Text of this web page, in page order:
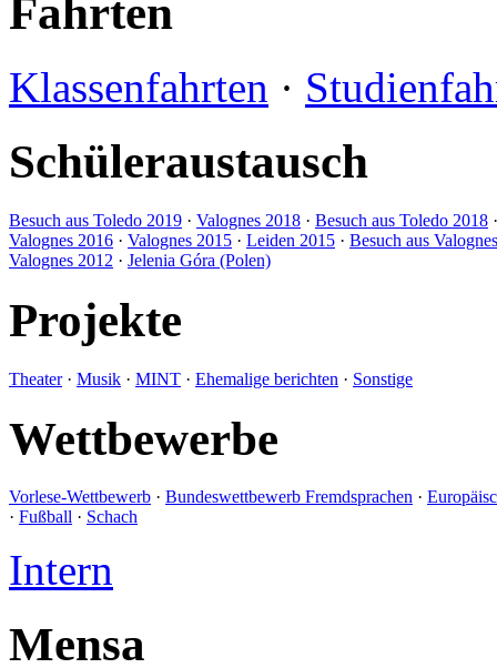
Fahrten
Klassenfahrten ·
Schüleraustausch
Besuch aus Toledo 2019 · Valognes 2018 · Besuch aus Toledo 2018
Valognes 2016 · Valognes 2015 · Leiden 2015 · Besuch aus
Valognes 2012 · Jelenia Góra (Polen)
Projekte
Theater· Musik · MINT · Ehemalige berichten · Sonstige
Wettbewerbe
Vorlese-Wettbewerb · Bundeswettbewerb Fremdsprachen ·
· Fußball · Schach
Intern
Mensa